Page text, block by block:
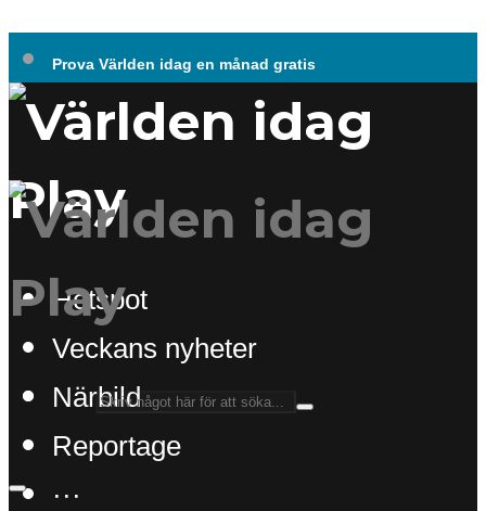
Prova Världen idag en månad gratis
Hotspot
Veckans nyheter
Närbild
Reportage
···